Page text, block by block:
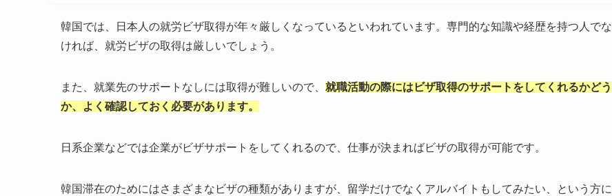
韓国では、日本人の就労ビザ取得が年々厳しくなっているといわれています。専門的な知識や経歴を持つ人でな
ければ、就労ビザの取得は厳しいでしょう。
また、就業先のサポートなしには取得が難しいので、 就職活動の際にはビザ取得のサポートをしてくれるかどう
か、よく確認しておく必要があります。
日系企業などでは企業がビザサポートをしてくれるので、仕事が決まればビザの取得が可能です。
韓国滞在のためにはさまざまなビザの種類がありますが、留学だけでなくアルバイトもしてみたい、という方に